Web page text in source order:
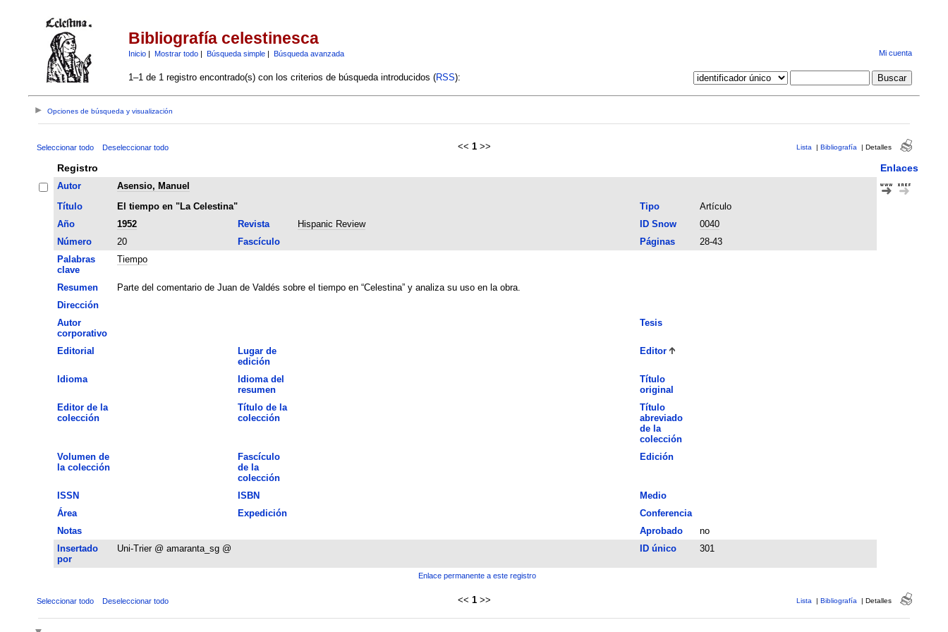
Bibliografía celestinesca
Inicio| Mostrar todo| Búsqueda simple| Búsqueda avanzada Mi cuenta
1–1 de 1 registro encontrado(s) con los criterios de búsqueda introducidos (RSS):
Opciones de búsqueda y visualización
Seleccionar todo Deseleccionar todo << 1 >> Lista | Bibliografía | Detalles
Registro Enlaces
Autor
Asensio, Manuel
Título
El tiempo en "La Celestina" Tipo
Artículo
Año
1952 Revista Hispanic Review ID Snow
0040
Número
20 Fascículo Páginas
28-43
Palabras
clave
Tiempo
Resumen
Parte del comentario de Juan de Valdés sobre el tiempo en “Celestina” y analiza su uso en la obra.
Dirección
Autor
corporativo
Tesis
Editorial
Lugar de
edición
Editor
Idioma
Idioma del
resumen
Título
original
Editor de la
colección
Título de la
colección
Título
abreviado
de la
colección
Volumen de
la colección
Fascículo
de la
colección
Edición
ISSN ISBN
Medio
Área
Expedición
Conferencia
Notas
Aprobado
no
Insertado
por
Uni-Trier @ amaranta_sg @ ID único 301
Enlace permanente a este registro
Seleccionar todo Deseleccionar todo << 1 >> Lista | Bibliografía | Detalles